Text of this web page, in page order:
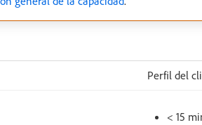
Perfil del
< 15